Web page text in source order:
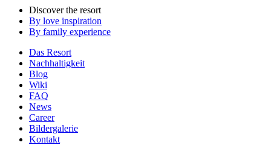
Discover the resort
By love inspiration
By family experience
Das Resort
Nachhaltigkeit
Blog
Wiki
FAQ
News
Career
Bildergalerie
Kontakt